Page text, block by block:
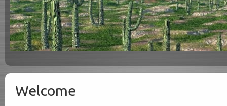
Welcome